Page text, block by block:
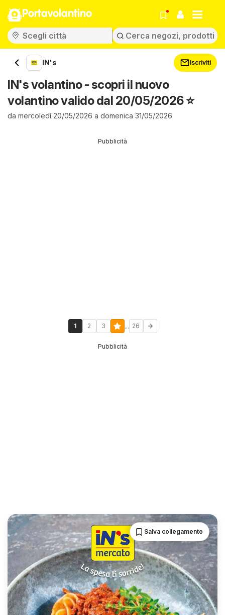
Portavolantino
IN's Iscriviti
IN's volantino - scopri il nuovo
volantino valido dal 20/05/2026 ⭐️
da mercoledì 20/05/2026 a domenica 31/05/2026
Pubblicità
1 2 3 ... 26
Pubblicità
Salva collegamento